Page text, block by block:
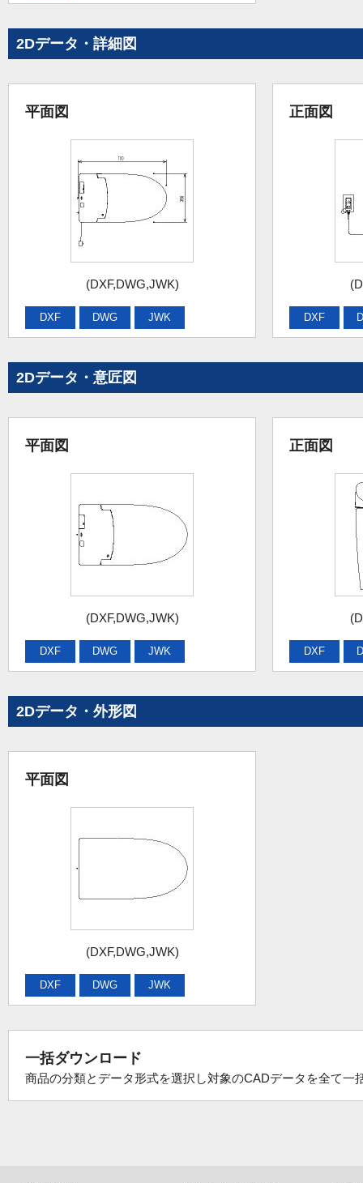
2Dデータ・詳細図
平面図
(DXF,DWG,JWK)
DXF DWG JWK
正面図
DXF
2Dデータ・意匠図
平面図
(DXF,DWG,JWK)
DXF DWG JWK
正面図
DXF
2Dデータ・外形図
平面図
(DXF,DWG,JWK)
DXF DWG JWK
一括ダウンロード
商品の分類とデータ形式を選択し対象のCADデータを全て一